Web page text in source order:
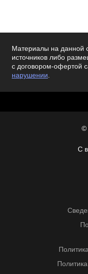
Материалы на данной
источников либо
с договором-офертой
нарушении.
©
С